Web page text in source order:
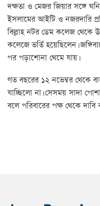
দক্ষতা ও মেজর জিয়ার সঙ্গে
ইসলামের আইটি ও নজরদারি
বিল্লাহ নটর ডেম কলেজ থেকে
কলেজে ভর্তি হয়েছিলেন।
পর পড়াশোনা থেমে যায়।
গত বছরের ১২ নভেম্বর থেকে
যাচ্ছিলো না। সেসময় সাদা
বলে পরিবারের পক্ষ থেকে দাবি